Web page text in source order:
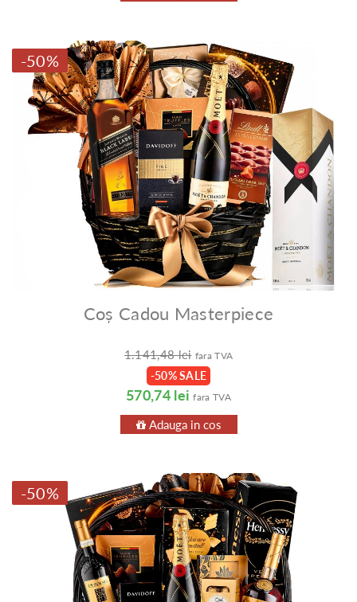
-50%
Coș Cadou Masterpiece
1.141,48 lei fara TVA
-50% SALE
570,74 lei fara TVA
Adauga in cos
-50%